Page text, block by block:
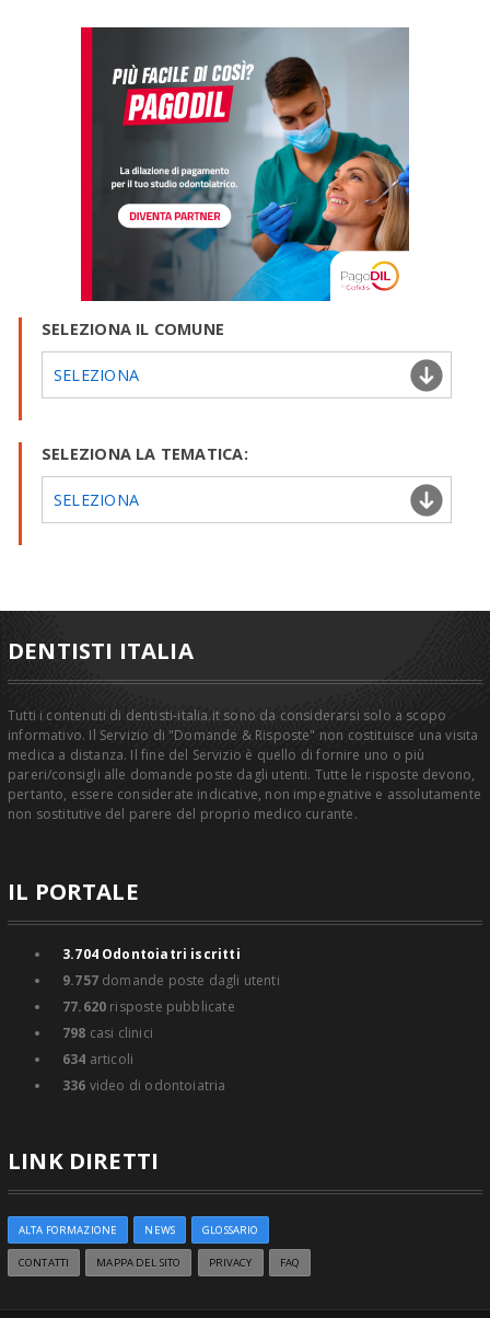
SELEZIONA IL COMUNE
SELEZIONA
SELEZIONA LA TEMATICA:
SELEZIONA
DENTISTI ITALIA
Tutti i contenuti di dentisti-italia.it sono da considerarsi solo a scopo
informativo. Il Servizio di "Domande & Risposte" non costituisce una visita
medica a distanza. Il fine del Servizio è quello di fornire uno o più
pareri/consigli alle domande poste dagli utenti. Tutte le risposte devono,
pertanto, essere considerate indicative, non impegnative e assolutamente
non sostitutive del parere del proprio medico curante.
IL PORTALE
3.704Odontoiatri iscritti
9.757domande poste dagli utenti
77.620 risposte pubblicate
798 casi clinici
634 articoli
336 video di odontoiatria
LINK DIRETTI
ALTA FORMAZIONE NEWS GLOSSARIO
CONTATTI MAPPA DEL SITO PRIVACY FAQ